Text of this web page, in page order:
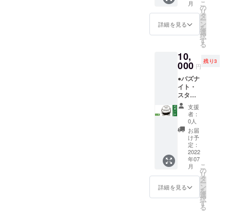
よう
2022/6/
16(木)
いた方
は
2022/6/
29(水)
までに
お届け
いたし
ます。
それ以
降は順
次発送
させて
いただ
きま
す。
ンはい
らない
という
ご機嫌
な方！
な、あ
なたの
心意気
に感謝
いたし
ま
す！！
！ イベ
ント終
了後、
井上鉄
平がイ
ラスト
付きお
礼メー
ルを送
らせて
月
詳細を見る
こ
の
リ
タ
ー
ン
を
選
択
す
る
10,
000 円
残り3
●バズナ
イト・
スタッ
フにな
れる券
で応
援！
（札幌
公演 3
名）
￥10,00
0 ※作る
側にま
わって
参加で
きま
支援
者：
0人
お届
け予
定：
2022
年07
月
詳細を見る
こ
の
リ
タ
ー
ン
を
選
択
す
る